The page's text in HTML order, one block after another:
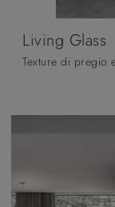
Living Glass